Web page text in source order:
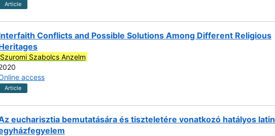
Article
Conflicts and Possible Solutions Among Different Religious
Szuromi Szabolcs Anzelm
access
Article
eucharisztia bemutatására és tiszteletére vonatkozó hatályos latin